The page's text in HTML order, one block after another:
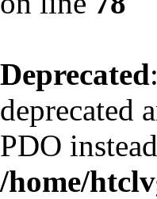
Deprecated
deprecated
PDO
/home/